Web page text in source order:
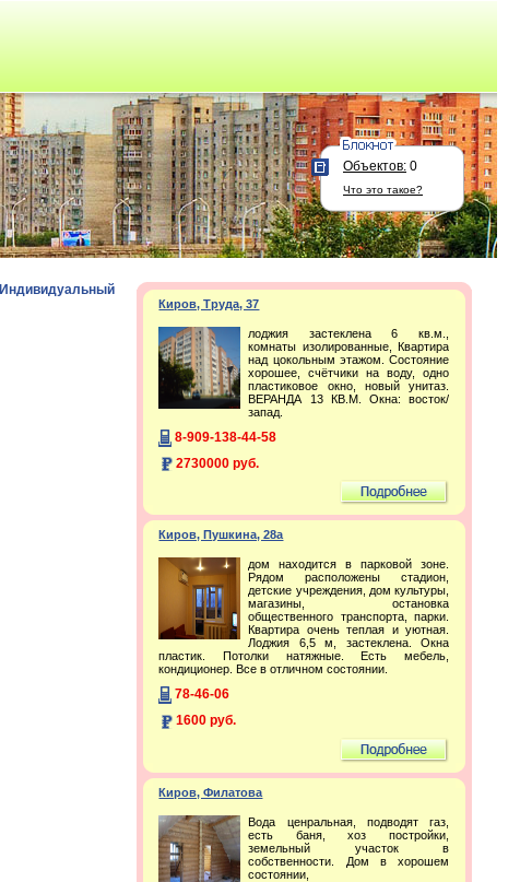
Объектов: 0
Что это такое?
Индивидуальный
Киров, Труда, 37
лоджия застеклена 6 кв.м.,
комнаты изолированные, Квартира
над цокольным этажом. Состояние
хорошее, счётчики на воду, одно
пластиковое окно, новый унитаз.
ВЕРАНДА 13 КВ.М. Окна: восток/
запад.
8-909-138-44-58
2730000 руб.
Киров, Пушкина, 28а
дом находится в парковой зоне.
Рядом расположены стадион,
детские учреждения, дом культуры,
магазины, остановка
общественного транспорта, парки.
Квартира очень теплая и уютная.
Лоджия 6,5 м, застеклена. Окна
пластик. Потолки натяжные. Есть мебель,
кондиционер. Все в отличном состоянии.
78-46-06
1600 руб.
Киров, Филатова
Вода ценральная, подводят газ,
есть баня, хоз постройки,
земельный участок в
собственности. Дом в хорошем
состоянии,